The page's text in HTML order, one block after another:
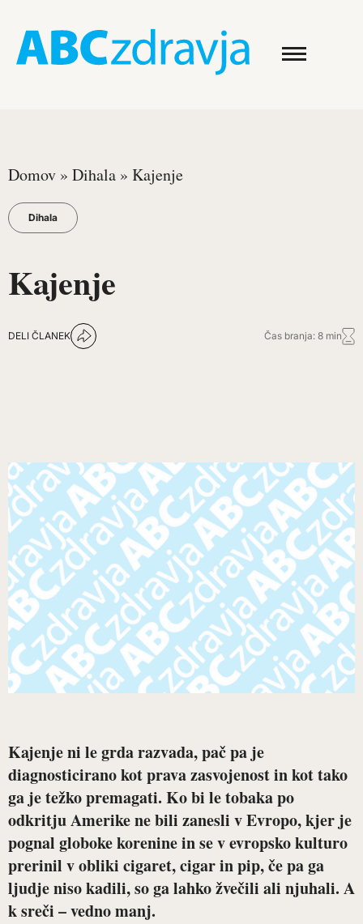
Domov » Dihala » Kajenje
Dihala
Kajenje
DELI ČLANEK Čas branja: 8 min
Kajenje ni le grda razvada, pač pa je
diagnosticirano kot prava zasvojenost in kot tako
ga je težko premagati. Ko bi le tobaka po
odkritju Amerike ne bili zanesli v Evropo, kjer je
pognal globoke korenine in se v evropsko kulturo
prerinil v obliki cigaret, cigar in pip, če pa ga
ljudje niso kadili, so ga lahko žvečili ali njuhali. A
k sreči – vedno manj.